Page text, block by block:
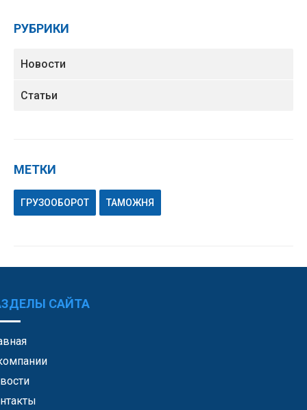
РУБРИКИ
Новости
Статьи
МЕТКИ
ГРУЗООБОРОТ ТАМОЖНЯ
САЙТА